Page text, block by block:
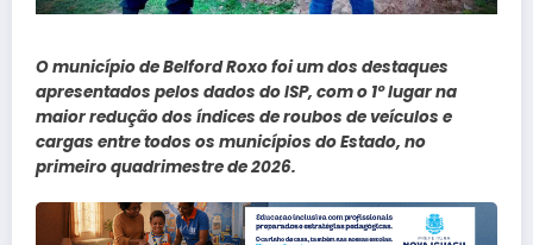
O município de Belford Roxo foi um dos destaques
apresentados pelos dados do ISP, com o 1º lugar na
maior redução dos índices de roubos de veículos e
cargas entre todos os municípios do Estado, no
primeiro quadrimestre de 2026.